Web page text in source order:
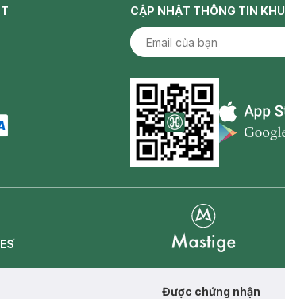
CẬP NHẬT THÔNG TIN
Appstore
Được chứng nhận